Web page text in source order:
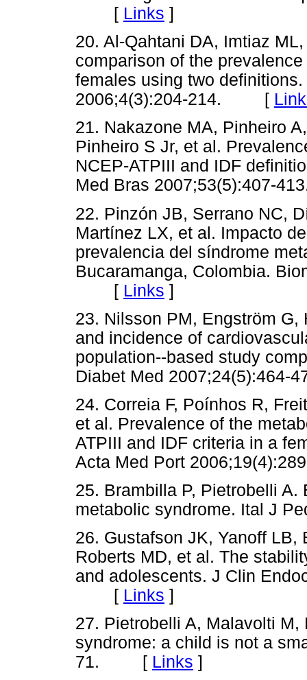
[ Links ]
20. Al-Qahtani DA, Imtiaz
comparison of the
females using two
2006;4(3):204-214. [
21. Nakazone MA, Pinheiro
Pinheiro S Jr, et al.
NCEP-ATPIII and IDF
Med Bras
22. Pinzón JB, Serrano NC,
Martínez LX, et al. Impacto
prevalencia del síndrome
Bucaramanga, Colombia.
[ Links ]
23. Nilsson PM, Engström
and incidence of
population--based study
Diabet Med
24. Correia F, Poínhos R,
et al. Prevalence of the
ATPIII and IDF criteria in a
Acta Med Port
25. Brambilla P, Pietrobelli
metabolic syndrome. Ital
26. Gustafson JK, Yanoff LB,
Roberts MD, et al. The
and adolescents. J Clin
[ Links ]
27. Pietrobelli A, Malavolti
syndrome: a child is not a
71. [ Links ]